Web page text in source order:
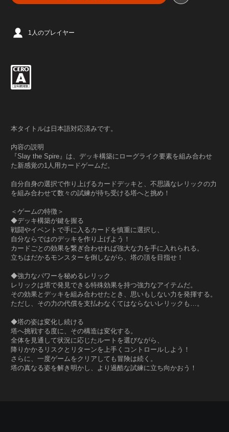
1人のプレイヤー
本タイトルは日本語対応済みです。
内容の説明
『Slay the Spire』は、デッキ構築にローグライク要素を組み合わせ
た新感覚の1人用カードゲームだ。
自分自身の選択で作り上げるカードデッキと、不思議なレリックの力
を組み合わせて数々の試練が待ち受ける塔へと挑め！
＜ゲームの特徴＞
◆デッキ構築が鍵を握る
戦闘やイベントで手に入るカードを慎重に選択し、
自分ならではのデッキを作り上げよう！
カードごとの効果を繋ぎ合わせれば強大な力を手に入れられる。
立ちはだかるモンスターを倒しながら、塔の頂を目指せ！
◆強力なパワーを秘めるレリック
レリックは塔で発見できる特殊効果を持つ強力なアイテムだ。
その効果とデッキを組み合わせたとき、思いもしない力を発揮する。
ただし、その力の代償を支払わなくてはならないレリックも…。
◆塔の姿は変化し続ける
塔へ挑戦する度に、その構造は変化する。
全体を見通して状況に応じたルートを選びながら、
降りかかるリスクとリターンを上手くコントロールしよう！
さらに、一度ゲームをクリアしても冒険は続く。
塔の真なる姿を解き明かし、より過酷な試練に立ち向かおう！